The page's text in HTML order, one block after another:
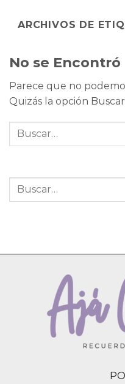
ARCHIVOS DE
No se Encontró
Parece que no
Quizás la opción